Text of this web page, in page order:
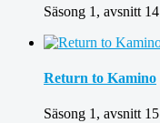
Säsong 1, avsnitt 14
Return to Kamino
Säsong 1, avsnitt 15